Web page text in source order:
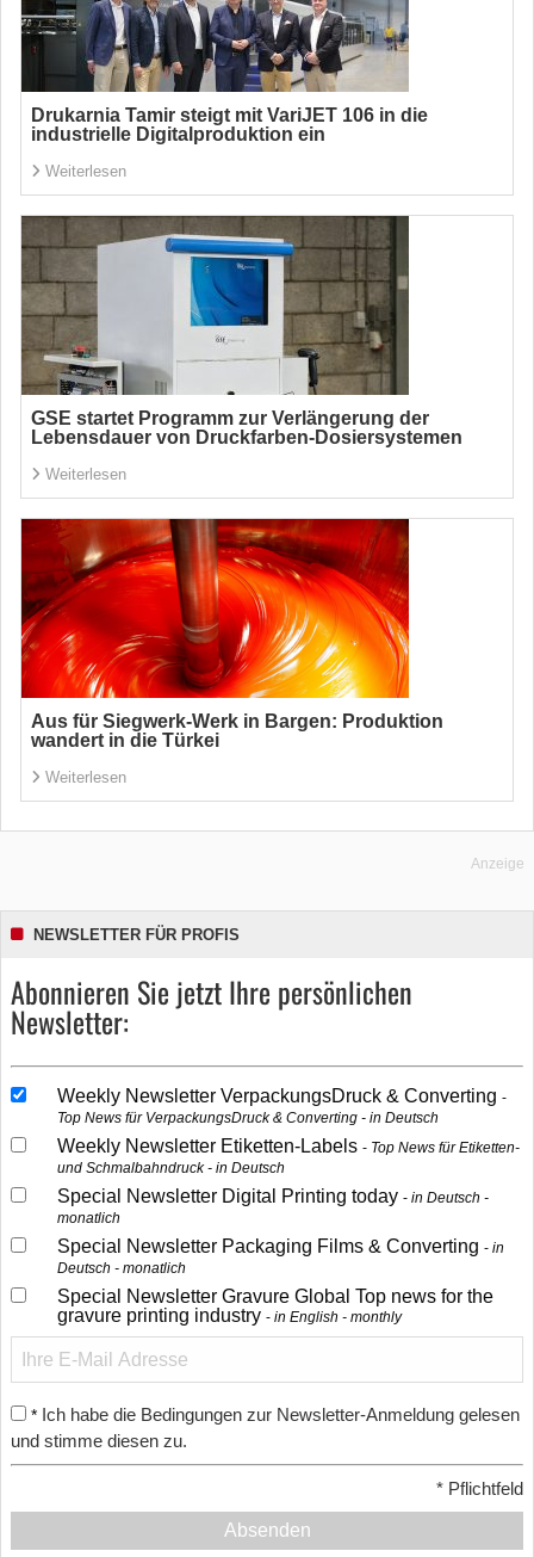
Drukarnia Tamir steigt mit VariJET 106 in die
industrielle Digitalproduktion ein
Weiterlesen
GSE startet Programm zur Verlängerung der
Lebensdauer von Druckfarben-Dosiersystemen
Weiterlesen
Aus für Siegwerk-Werk in Bargen: Produktion
wandert in die Türkei
Weiterlesen
Anzeige
NEWSLETTER FÜR PROFIS
Abonnieren Sie jetzt Ihre persönlichen
Newsletter:
Weekly Newsletter VerpackungsDruck & Converting
Top News für VerpackungsDruck & Converting - in Deutsch
Weekly Newsletter Etiketten-Labels
Top News für Etiketten-
und Schmalbahndruck - in Deutsch
Special Newsletter Digital Printing today
in Deutsch -
monatlich
Special Newsletter Packaging Films & Converting
in
Deutsch - monatlich
Special Newsletter Gravure Global Top news for the
gravure printing industry
in English - monthly
* Ich habe die Bedingungen zur Newsletter-Anmeldung gelesen
und stimme diesen zu.
* Pflichtfeld
Absenden